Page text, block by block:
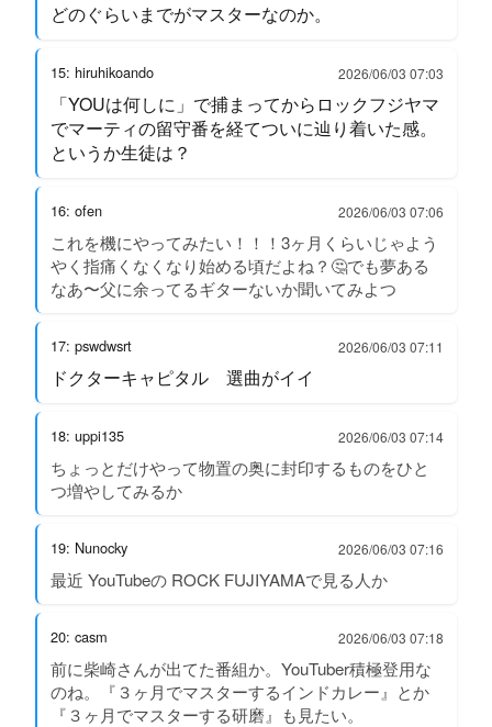
どのぐらいまでがマスターなのか。
15: hiruhikoando 2026/06/03 07:03
「YOUは何しに」で捕まってからロックフジヤマ
でマーティの留守番を経てついに辿り着いた感。
というか生徒は？
16: ofen 2026/06/03 07:06
これを機にやってみたい！！！3ヶ月くらいじゃよう
やく指痛くなくなり始める頃だよね？🤔でも夢ある
なあ〜父に余ってるギターないか聞いてみよつ
17: pswdwsrt 2026/06/03 07:11
ドクターキャピタル 選曲がイイ
18: uppi135 2026/06/03 07:14
ちょっとだけやって物置の奥に封印するものをひと
つ増やしてみるか
19: Nunocky 2026/06/03 07:16
最近 YouTubeの ROCK FUJIYAMAで見る人か
20: casm 2026/06/03 07:18
前に柴崎さんが出てた番組か。YouTuber積極登用な
のね。『３ヶ月でマスターするインドカレー』とか
『３ヶ月でマスターする研磨』も見たい。